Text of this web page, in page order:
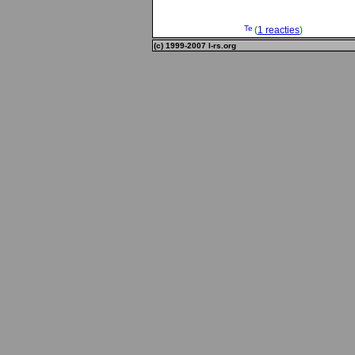
(1 reacties)
(c) 1999-2007 l-rs.org